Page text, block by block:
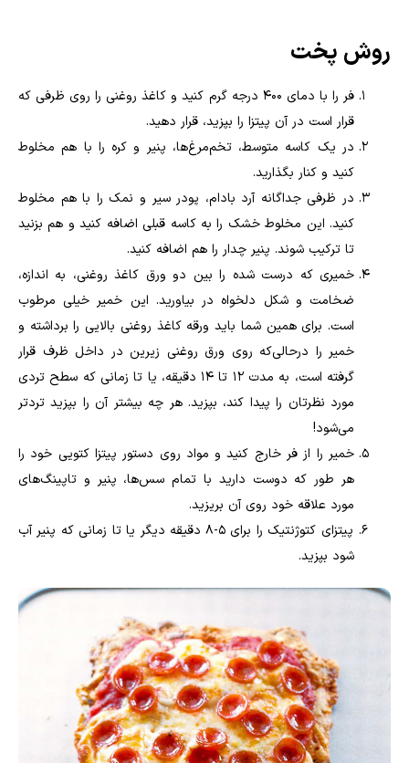
روش پخت
فر را با دمای 400 درجه گرم کنید و کاغذ روغنی را روی ظرفی که
قرار است در آن پیتزا را بپزید، قرار دهید.
در یک کاسه متوسط، تخم‌مرغ‌ها، پنیر و کره را با هم مخلوط
کنید و کنار بگذارید.
در ظرفی جداگانه آرد بادام، پودر سیر و نمک را با هم مخلوط
کنید. این مخلوط خشک را به کاسه قبلی اضافه کنید و هم بزنید
تا ترکیب شوند. پنیر چدار را هم اضافه کنید.
خمیری که درست شده را بین دو ورق کاغذ روغنی، به اندازه،
ضخامت و شکل دلخواه در بیاورید. این خمیر خیلی مرطوب
است. برای همین شما باید ورقه کاغذ روغنی بالایی را برداشته و
خمیر را درحالی‌که روی ورق روغنی زیرین در داخل ظرف قرار
گرفته است، به مدت 12 تا 14 دقیقه، یا تا زمانی که سطح تردی
مورد نظرتان را پیدا کند، بپزید. هر چه بیشتر آن را بپزید تردتر
می‌شود!
خمیر را از فر خارج کنید و مواد روی دستور پیتزا کتویی خود را
هر طور که دوست دارید با تمام سس‌ها، پنیر و تاپینگ‌های
مورد علاقه خود روی آن بریزید.
پیتزای کتوژنتیک را برای 5-8 دقیقه دیگر یا تا زمانی که پنیر آب
شود بپزید.